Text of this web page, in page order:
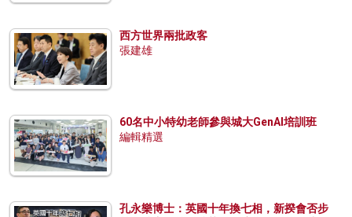
西方世界兩批政客
張建雄
60名中小特幼老師參與城大GenAI培訓班
編輯精選
孔永樂博士：英國十年換七相，新揆會否步